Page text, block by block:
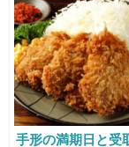
手形の満期日と受